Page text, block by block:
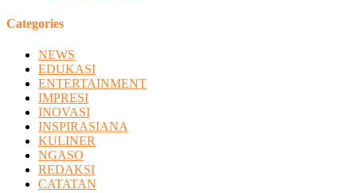
Categories
NEWS
EDUKASI
ENTERTAINMENT
IMPRESI
INOVASI
INSPIRASIANA
KULINER
NGASO
REDAKSI
CATATAN